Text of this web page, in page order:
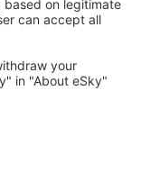
ubytování